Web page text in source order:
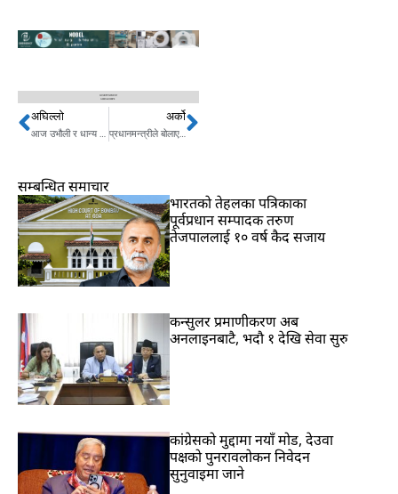
Prev
अघिल्लो
आज उभौली र धान्य पूर्णिमा, यस्तो छ महत्व
अर्को
प्रधानमन्त्रीले बोलाएको सर्वदलीय बैठकमा एमाले नजानेNext
सम्बन्धित समाचार
भारतकाे तेहलका पत्रिकाका
पूर्वप्रधान सम्पादक तरुण
तेजपाललाई १० वर्ष कैद सजाय
कन्सुलर प्रमाणीकरण अब
अनलाइनबाटै, भदौ १ देखि सेवा सुरु
कांग्रेसको मुद्दामा नयाँ मोड, देउवा
पक्षको पुनरावलोकन निवेदन
सुनुवाइमा जाने